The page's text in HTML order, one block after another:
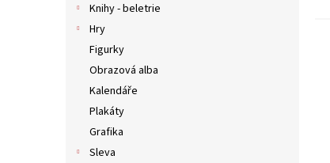
Knihy - beletrie
Hry
Figurky
Obrazová alba
Kalendáře
Plakáty
Grafika
Sleva